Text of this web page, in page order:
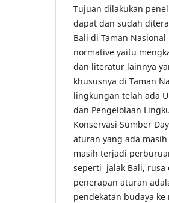
Tujuan dilakukan
dapat dan sudah
Bali di Taman
normative yaitu
dan literatur lainnya
khususnya di Taman
lingkungan telah ada
dan Pengelolaan
Konservasi Sumber
aturan yang ada
masih terjadi
seperti jalak Bali, rusa
penerapan aturan
pendekatan budaya